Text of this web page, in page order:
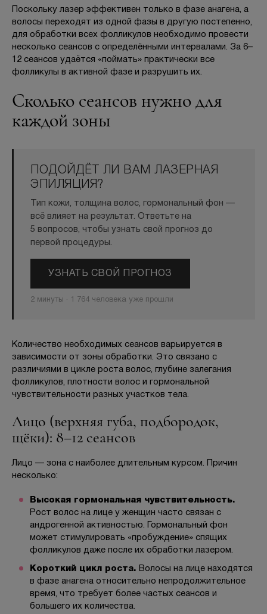
Поскольку лазер эффективен только в фазе анагена, а
волосы переходят из одной фазы в другую постепенно,
для обработки всех фолликулов необходимо провести
несколько сеансов с определёнными интервалами. За 6–
12 сеансов удаётся «поймать» практически все
фолликулы в активной фазе и разрушить их.
Сколько сеансов нужно для
каждой зоны
ПОДОЙДЁТ ЛИ ВАМ ЛАЗЕРНАЯ
ЭПИЛЯЦИЯ?
Тип кожи, толщина волос, гормональный фон —
всё влияет на результат. Ответьте на
5 вопросов, чтобы узнать свой прогноз до
первой процедуры.
УЗНАТЬ СВОЙ ПРОГНОЗ
2 минуты · 1 764 человека уже прошли
Количество необходимых сеансов варьируется в
зависимости от зоны обработки. Это связано с
различиями в цикле роста волос, глубине залегания
фолликулов, плотности волос и гормональной
чувствительности разных участков тела.
Лицо (верхняя губа, подбородок,
щёки): 8–12 сеансов
Лицо — зона с наиболее длительным курсом. Причин
несколько:
Высокая гормональная чувствительность.
Рост волос на лице у женщин часто связан с
андрогенной активностью. Гормональный фон
может стимулировать «пробуждение» спящих
фолликулов даже после их обработки лазером.
Короткий цикл роста. Волосы на лице находятся
в фазе анагена относительно непродолжительное
время, что требует более частых сеансов и
большего их количества.